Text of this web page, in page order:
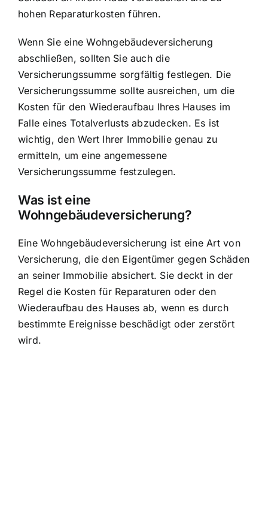
hohen Reparaturkosten führen.
Wenn Sie eine Wohngebäudeversicherung
abschließen, sollten Sie auch die
Versicherungssumme sorgfältig festlegen. Die
Versicherungssumme sollte ausreichen, um die
Kosten für den Wiederaufbau Ihres Hauses im
Falle eines Totalverlusts abzudecken. Es ist
wichtig, den Wert Ihrer Immobilie genau zu
ermitteln, um eine angemessene
Versicherungssumme festzulegen.
Was ist eine
Wohngebäudeversicherung?
Eine Wohngebäudeversicherung ist eine Art von
Versicherung, die den Eigentümer gegen Schäden
an seiner Immobilie absichert. Sie deckt in der
Regel die Kosten für Reparaturen oder den
Wiederaufbau des Hauses ab, wenn es durch
bestimmte Ereignisse beschädigt oder zerstört
wird.